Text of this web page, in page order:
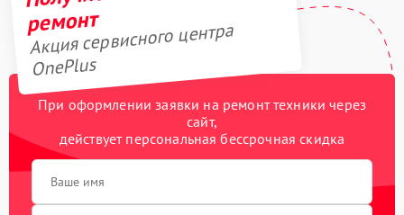
ремонт
Акция сервисного центра
OnePlus
При оформлении заявки на ремонт техники через
сайт,
действует персональная бессрочная скидка